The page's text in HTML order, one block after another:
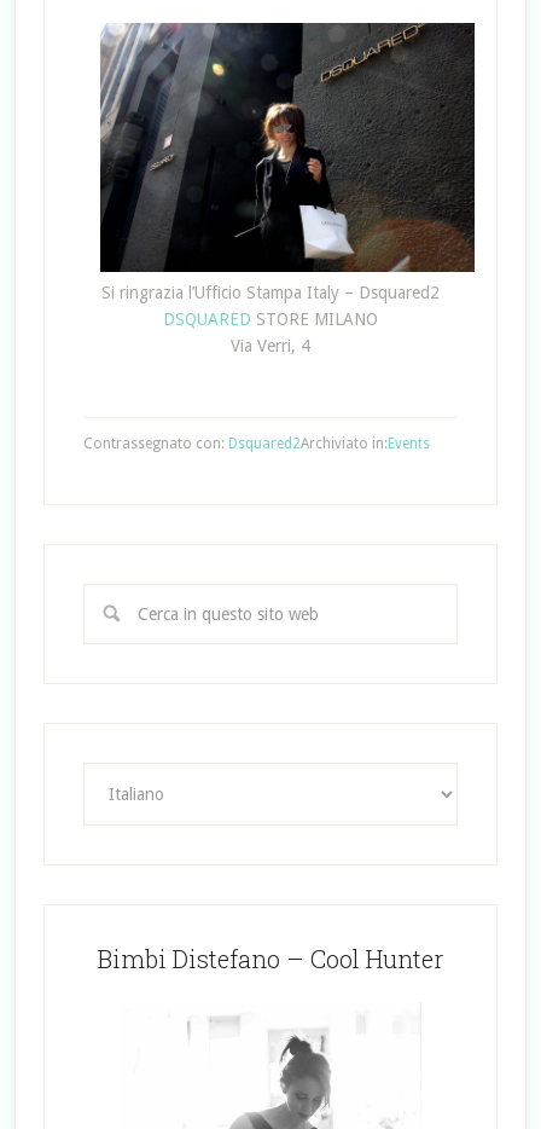
Si ringrazia l’Ufficio Stampa Italy – Dsquared2
DSQUARED STORE MILANO
Via Verri, 4
Archiviato in: Events
Contrassegnato con: Dsquared2
Bimbi Distefano – Cool Hunter